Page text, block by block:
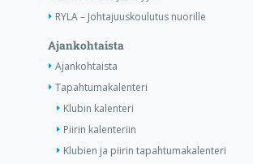
RYLA – Johtajuuskoulutus nuorille
Ajankohtaista
Ajankohtaista
Tapahtumakalenteri
Klubin kalenteri
Piirin kalenteriin
Klubien ja piirin tapahtumakalenteri